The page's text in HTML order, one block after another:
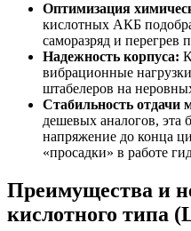
Оптимизация
кислотных АКБ
саморазряд и перегрев
Надежность корпуса:
вибрационные
штабелеров на
Стабильность отдачи
дешевых аналогов, эта
напряжение до конца
«просадки» в работе
Преимущества и
кислотного типа